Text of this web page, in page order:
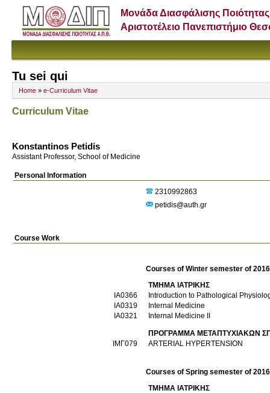
Μονάδα Διασφάλισης Ποιότητας
Αριστοτέλειο Πανεπιστήμιο
Tu sei qui
Home » e-Curriculum Vitae
Curriculum Vitae
Konstantinos Petidis
Assistant Professor, School of Medicine
Personal Information
2310992863
petidis@auth.gr
Course Work
Courses of Winter semester of
ΤΜΗΜΑ ΙΑΤΡΙΚΗΣ
IA0366
Introduction to Pathological
ΙΑ0319
Internal Medicine
ΙΑ0321
Internal Medicine II
ΠΡΟΓΡΑΜΜΑ ΜΕΤΑΠΤΥΧΙΑΚΩΝ
ΙΜΓ079
ARTERIAL HYPERTENSION
Courses of Spring semester of
ΤΜΗΜΑ ΙΑΤΡΙΚΗΣ